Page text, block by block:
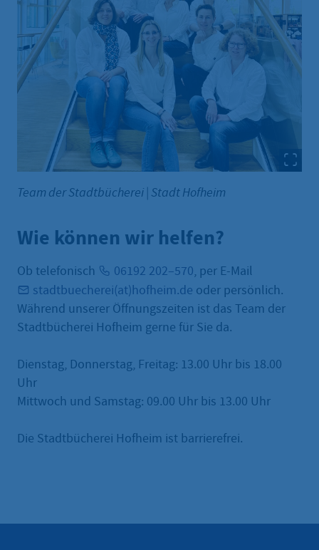
Team der Stadtbücherei Stadt Hofheim
Wie können wir helfen?
Ob telefonisch 06192 202–570, per E-Mail
stadtbuecherei(at)hofheim.de oder persönlich.
Während unserer Öffnungszeiten ist das Team der
Stadtbücherei Hofheim gerne für Sie da.
Dienstag, Donnerstag, Freitag: 13.00 Uhr bis 18.00
Uhr
Mittwoch und Samstag: 09.00 Uhr bis 13.00 Uhr
Die Stadtbücherei Hofheim ist barrierefrei.